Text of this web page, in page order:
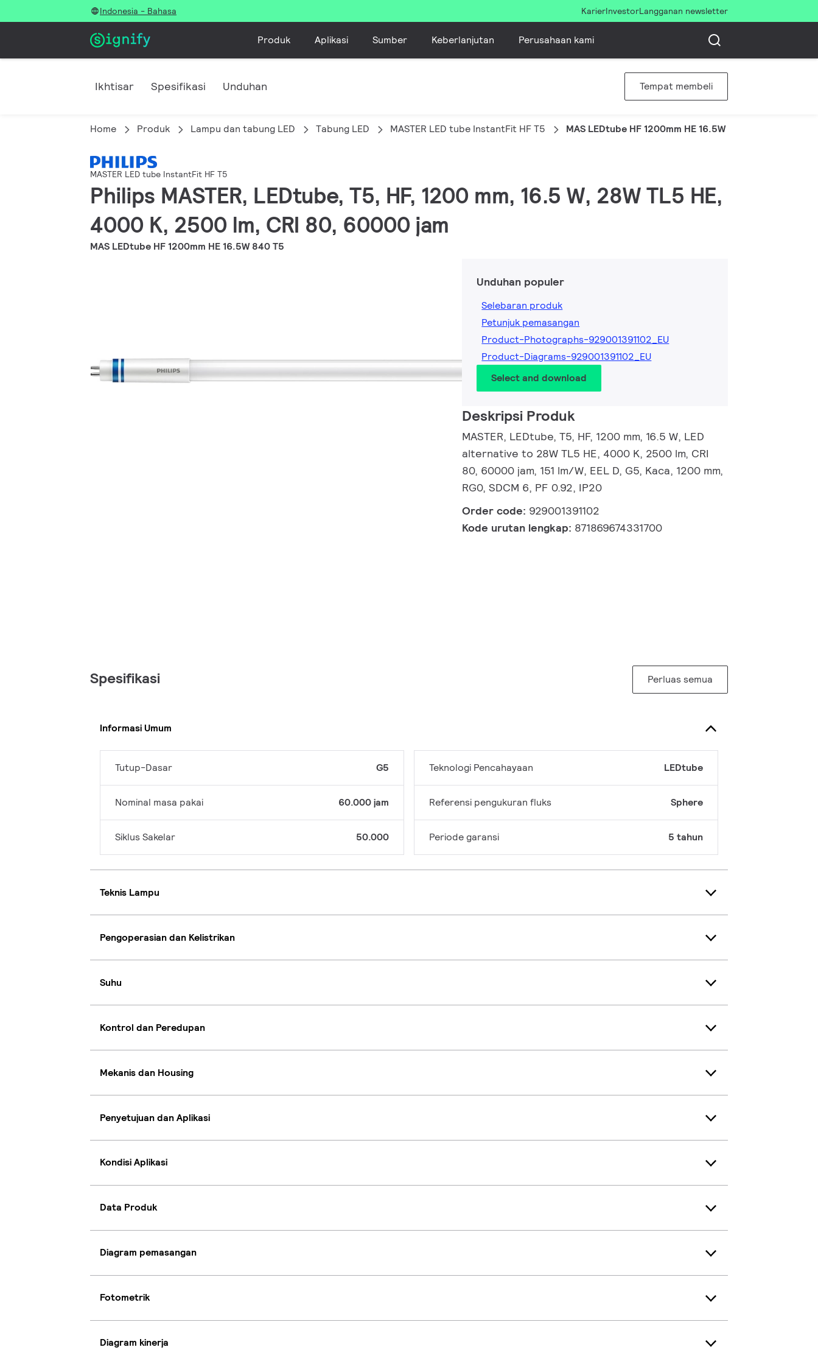
Indonesia - Bahasa KarierInvestorLangganan newsletter
Produk Aplikasi Sumber Keberlanjutan Perusahaan kami
Ikhtisar Spesifikasi Unduhan Tempat membeli
Home Produk Lampu dan tabung LED Tabung LED MASTER LED tube InstantFit HF T5 MAS LEDtube HF 1200mm HE 16.5W 840 T5
MASTER LED tube InstantFit HF T5
Philips MASTER, LEDtube, T5, HF, 1200 mm, 16.5 W, 28W TL5 HE,
4000 K, 2500 lm, CRI 80, 60000 jam
MAS LEDtube HF 1200mm HE 16.5W 840 T5
Unduhan populer
Selebaran produk
Petunjuk pemasangan
Product-Photographs-929001391102_EU
Product-Diagrams-929001391102_EU
Select and download
Deskripsi Produk
MASTER, LEDtube, T5, HF, 1200 mm, 16.5 W, LED
alternative to 28W TL5 HE, 4000 K, 2500 lm, CRI
80, 60000 jam, 151 lm/W, EEL D, G5, Kaca, 1200 mm,
RG0, SDCM 6, PF 0.92, IP20
Order code: 929001391102
Kode urutan lengkap: 871869674331700
Spesifikasi Perluas semua
Informasi Umum
Tutup-Dasar G5
Nominal masa pakai 60.000 jam
Siklus Sakelar 50.000
Teknologi Pencahayaan LEDtube
Referensi pengukuran fluks Sphere
Periode garansi 5 tahun
Teknis Lampu
Pengoperasian dan Kelistrikan
Suhu
Kontrol dan Peredupan
Mekanis dan Housing
Penyetujuan dan Aplikasi
Kondisi Aplikasi
Data Produk
Diagram pemasangan
Fotometrik
Diagram kinerja